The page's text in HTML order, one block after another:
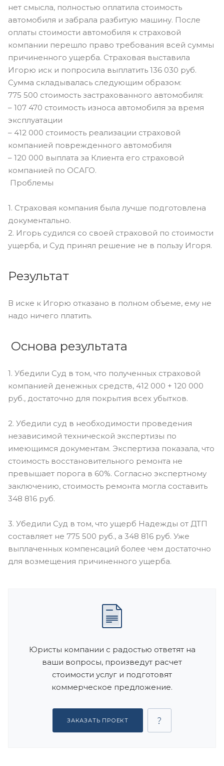
нет смысла, полностью оплатила стоимость
автомобиля и забрала разбитую машину. После
оплаты стоимости автомобиля к страховой
компании перешло право требования всей суммы
причиненного ущерба. Страховая выставила
Игорю иск и попросила выплатить 136 030 руб.
Сумма складывалась следующим образом:
775 500 стоимость застрахованного автомобиля:
– 107 470 стоимость износа автомобиля за время
эксплуатации
– 412 000 стоимость реализации страховой
компанией поврежденного автомобиля
– 120 000 выплата за Клиента его страховой
компанией по ОСАГО.
Проблемы
1. Страховая компания была лучше подготовлена
документально.
2. Игорь судился со своей страховой по стоимости
ущерба, и Суд принял решение не в пользу Игоря.
Результат
В иске к Игорю отказано в полном объеме, ему не
надо ничего платить.
Основа результата
1. Убедили Суд в том, что полученных страховой
компанией денежных средств, 412 000 + 120 000
руб., достаточно для покрытия всех убытков.
2. Убедили суд в необходимости проведения
независимой технической экспертизы по
имеющимся документам. Экспертиза показала, что
стоимость восстановительного ремонта не
превышает порога в 60%. Согласно экспертному
заключению, стоимость ремонта могла составить
348 816 руб.
3. Убедили Суд в том, что ущерб Надежды от ДТП
составляет не 775 500 руб., а 348 816 руб. Уже
выплаченных компенсаций более чем достаточно
для возмещения причиненного ущерба.
Юристы компании с радостью ответят на
ваши вопросы, произведут расчет
стоимости услуг и подготовят
коммерческое предложение.
ЗАКАЗАТЬ ПРОЕКТ